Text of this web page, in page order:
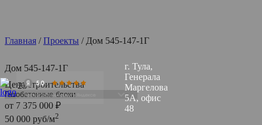
г. Тула,
Генерала
Маргелова
5А, офис
48
Главная /Проекты / Дом 545-147-1Г
Дом 545-147-1Г
Цена строительства
от 7 375 000 ₽
50 000 руб/м2